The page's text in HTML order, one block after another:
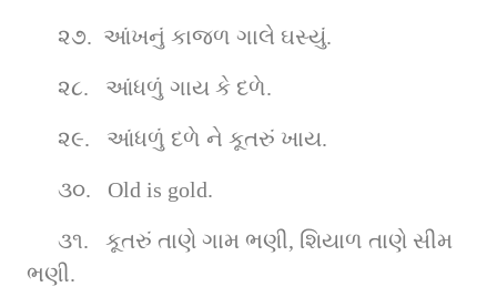
૨૭.  આંખનું કાજળ ગાલે ઘસ્યું.
૨૮.   આંધળું ગાય કે દળે.
૨૯.   આંધળું દળે ને કૂતરું ખાય.
૩૦.   Old is gold.
૩૧.   કૂતરું તાણે ગામ ભણી, શિયાળ તાણે સીમ
ભણી.